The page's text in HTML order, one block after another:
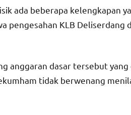
ada beberapa kelengkapan
pengesahan KLB Deliserdang
anggaran dasar tersebut yang
tidak berwenang